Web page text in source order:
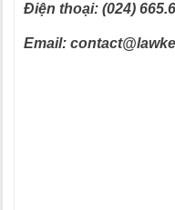
Điện thoại: (024)
Email: